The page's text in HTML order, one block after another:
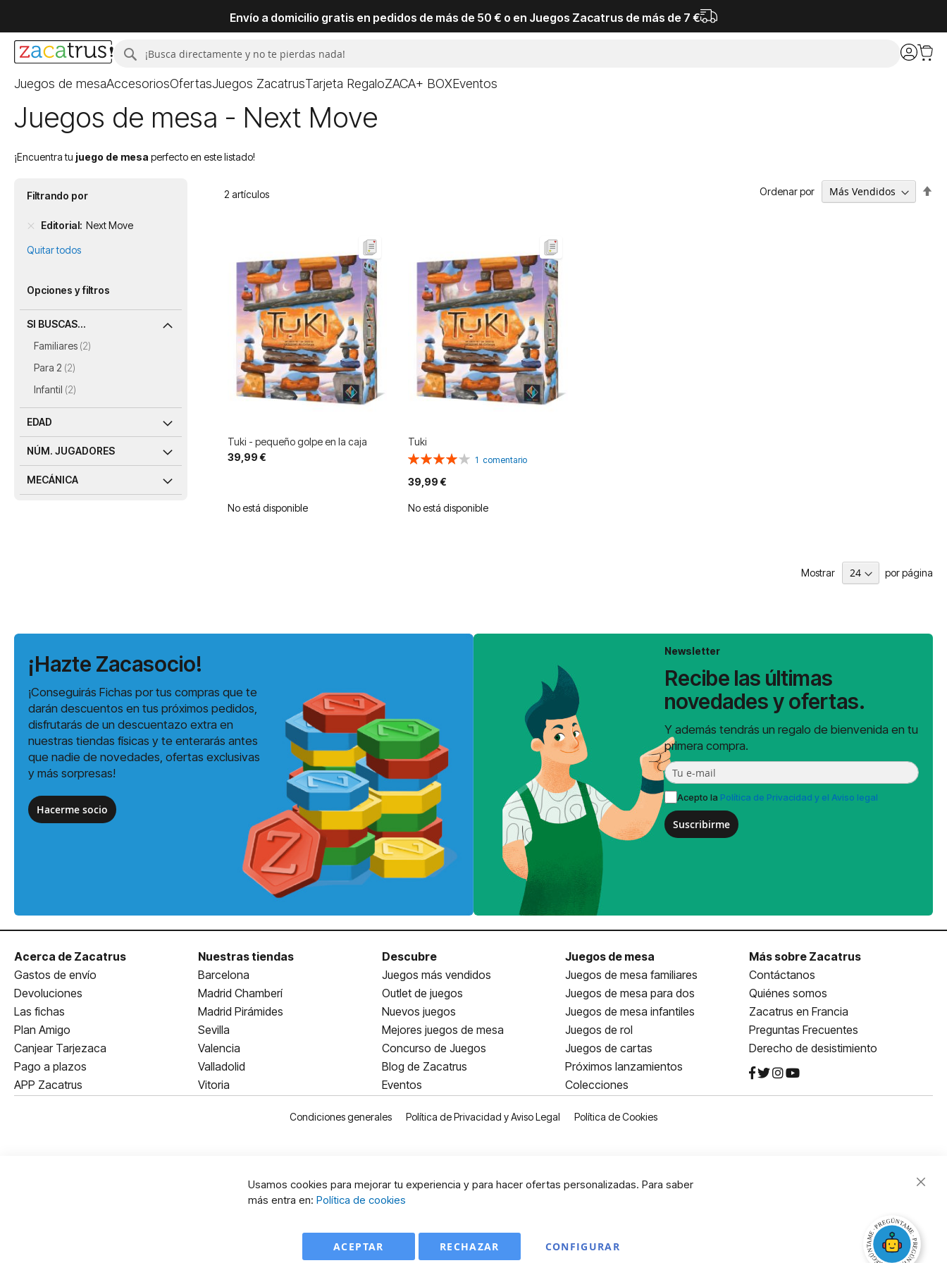
Envío a domicilio gratis en pedidos de más de 50 € o en Juegos Zacatrus de más de 7 €
Buscar
Juegos de mesaAccesoriosOfertasJuegos ZacatrusTarjeta RegaloZACA+ BOXEventos
Juegos de mesa - Next Move
¡Encuentra tu juego de mesa perfecto en este listado!
2 artículos Ordenar por
Tuki - pequeño golpe en la caja
39,99 €
No está disponible
Tuki
Valoración:
1 comentario
39,99 €
No está disponible
Mostrar por página
Filtrando por
Editorial Next Move
Quitar todos
Opciones y filtros
SI BUSCAS...
Familiares 2
artículos
Para 2 2
artículos
Infantil 2
artículos
EDAD
NÚM. JUGADORES
MECÁNICA
¡Hazte Zacasocio!
¡Conseguirás Fichas por tus compras que te
darán descuentos en tus próximos pedidos,
disfrutarás de un descuentazo extra en
nuestras tiendas físicas y te enterarás antes
que nadie de novedades, ofertas exclusivas
y más sorpresas!
Hacerme socio
Newsletter
Recibe las últimas
novedades y ofertas.
Y además tendrás un regalo de bienvenida en tu
primera compra.
Acepto la Política de Privacidad y el Aviso legal
Suscribirme
Acerca de Zacatrus
Gastos de envío
Devoluciones
Las fichas
Plan Amigo
Canjear Tarjezaca
Pago a plazos
APP Zacatrus
Nuestras tiendas
Barcelona
Madrid Chamberí
Madrid Pirámides
Sevilla
Valencia
Valladolid
Vitoria
Descubre
Juegos más vendidos
Outlet de juegos
Nuevos juegos
Mejores juegos de mesa
Concurso de Juegos
Blog de Zacatrus
Eventos
Juegos de mesa
Juegos de mesa familiares
Juegos de mesa para dos
Juegos de mesa infantiles
Juegos de rol
Juegos de cartas
Próximos lanzamientos
Colecciones
Más sobre Zacatrus
Contáctanos
Quiénes somos
Zacatrus en Francia
Preguntas Frecuentes
Derecho de desistimiento
Condiciones generales Política de Privacidad y Aviso Legal Política de Cookies
Usamos cookies para mejorar tu experiencia y para hacer ofertas personalizadas. Para saber
más entra en: Política de cookies
ACEPTAR CONFIGURAR
RECHAZAR